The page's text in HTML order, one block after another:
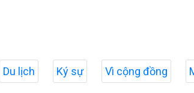
Du lịch Ký sự Vì cộng đồng